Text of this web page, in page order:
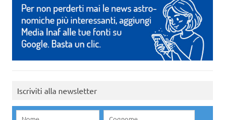
Iscriviti alla newsletter